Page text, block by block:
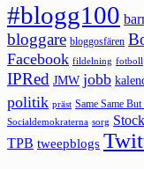
#blogg100
bloggare bloggosfären
Facebook fildelning fotboll
IPRed JMW jobb
politik präst Same Same
Socialdemokraterna sorg
TPB tweepblogs